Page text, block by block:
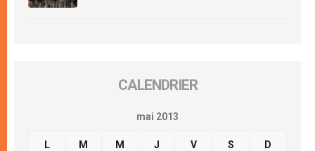
CALENDRIER
mai 2013
L M M J V S D